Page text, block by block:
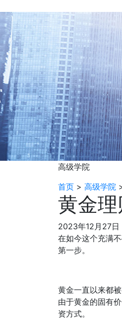
高级学院
首页 > 高级学院
黄金
2023年12月27日
在如今这个充满
第一步。
黄金一直以来都
由于黄金的固有
资方式。